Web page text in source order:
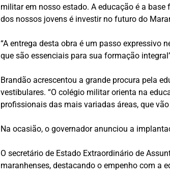
militar em nosso estado. A educação é a
dos nossos jovens é investir no futuro do
“A entrega desta obra é um passo expressivo
que são essenciais para sua formação
Brandão acrescentou a grande procura pela
vestibulares. “O colégio militar orienta na
profissionais das mais variadas áreas, que
Na ocasião, o governador anunciou a
O secretário de Estado Extraordinário de
maranhenses, destacando o empenho com a